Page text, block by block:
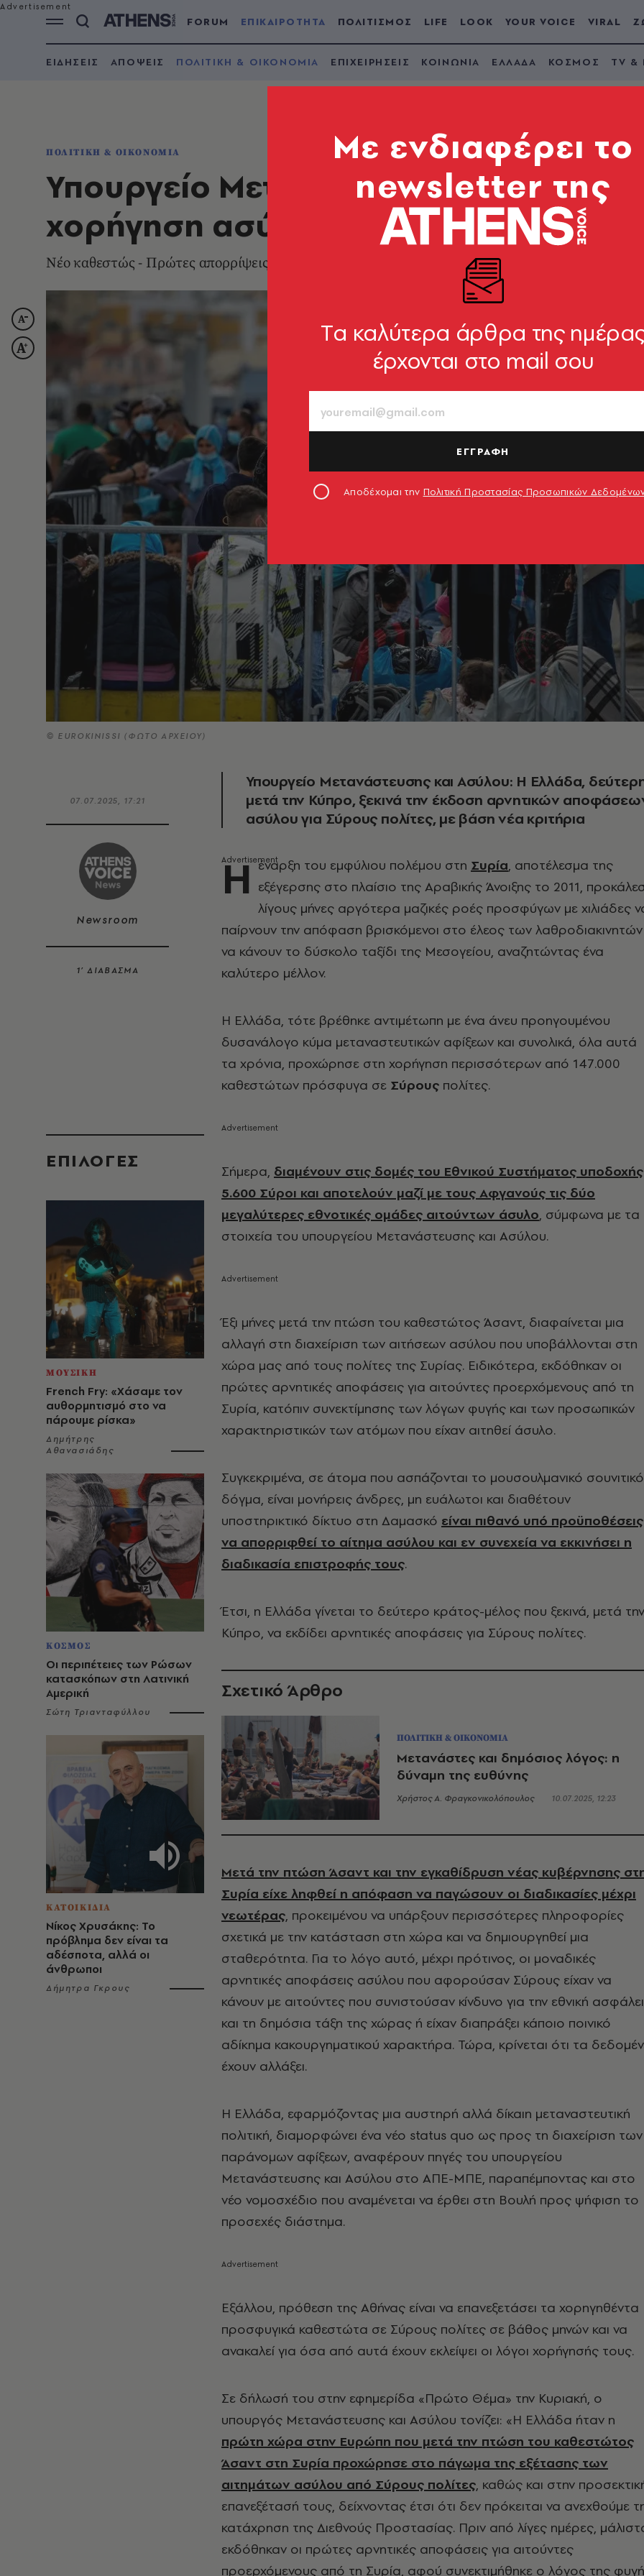
FORUM ΕΠΙΚΑΙΡΟΤΗΤΑ ΠΟΛΙΤΙΣΜΟΣ LIFE LOOK YOUR VOICE VIRAL
ΕΙΔΗΣΕΙΣ ΑΠΟΨΕΙΣ ΠΟΛΙΤΙΚΗ & ΟΙΚΟΝΟΜΙΑ ΕΠΙΧΕΙΡΗΣΕΙΣ ΚΟΙΝΩΝΙΑ ΕΛΛΑΔΑ ΚΟΣΜΟΣ TV &
ΠΟΛΙΤΙΚΗ & ΟΙΚΟΝΟΜΙΑ
Υπουργείο Μετανάστευσης: Τι
χορήγηση ασύλου για τους Σύρους
Νέο καθεστώς - Πρώτες απορρίψεις αιτήσεων στην Ελλάδα
© EUROKINISSI (ΦΩΤΟ ΑΡΧΕΙΟΥ)
07.07.2025, 17:21
Newsroom
1’ ΔΙΑΒΑΣΜΑ
EΠΙΛΟΓΈΣ
ΜΟΥΣΙΚΗ
French Fry: «Χάσαμε τον
αυθορμητισμό στο να
πάρουμε ρίσκα»
Δημήτρης
Αθανασιάδης
ΚΟΣΜΟΣ
Οι περιπέτειες των Ρώσων
κατασκόπων στη Λατινική
Αμερική
Σώτη Τριανταφύλλου
ΚΑΤΟΙΚΙΔΙΑ
Νίκος Χρυσάκης: Το
πρόβλημα δεν είναι τα
αδέσποτα, αλλά οι
άνθρωποι
Δήμητρα Γκρους
Υπουργείο Μετανάστευσης και Ασύλου: Η Ελλάδα,
μετά την Κύπρο, ξεκινά την έκδοση αρνητικών
ασύλου για Σύρους πολίτες, με βάση νέα κριτήρια
Η έναρξη του εμφύλιου πολέμου στη Συρία, αποτέλεσμα της
εξέγερσης στο πλαίσιο της Αραβικής Άνοιξης το 2011,
λίγους μήνες αργότερα μαζικές ροές προσφύγων με χιλιάδες
παίρνουν την απόφαση βρισκόμενοι στο έλεος των λαθροδιακινητών
να κάνουν το δύσκολο ταξίδι της Μεσογείου, αναζητώντας ένα
καλύτερο μέλλον.
Η Ελλάδα, τότε βρέθηκε αντιμέτωπη με ένα άνευ προηγουμένου
δυσανάλογο κύμα μεταναστευτικών αφίξεων και συνολικά, όλα αυτά
τα χρόνια, προχώρησε στη χορήγηση περισσότερων από 147.000
καθεστώτων πρόσφυγα σε Σύρους πολίτες.
Σήμερα, διαμένουν στις δομές του Εθνικού Συστήματος υποδοχής
5.600 Σύροι και αποτελούν μαζί με τους Αφγανούς τις δύο
μεγαλύτερες εθνοτικές ομάδες αιτούντων άσυλο, σύμφωνα με τα
στοιχεία του υπουργείου Μετανάστευσης και Ασύλου.
Έξι μήνες μετά την πτώση του καθεστώτος Άσαντ, διαφαίνεται μια
αλλαγή στη διαχείριση των αιτήσεων ασύλου που υποβάλλονται στη
χώρα μας από τους πολίτες της Συρίας. Ειδικότερα, εκδόθηκαν οι
πρώτες αρνητικές αποφάσεις για αιτούντες προερχόμενους από τη
Συρία, κατόπιν συνεκτίμησης των λόγων φυγής και των προσωπικών
χαρακτηριστικών των ατόμων που είχαν αιτηθεί άσυλο.
Συγκεκριμένα, σε άτομα που ασπάζονται το μουσουλμανικό σουνιτικό
δόγμα, είναι μονήρεις άνδρες, μη ευάλωτοι και διαθέτουν
υποστηρικτικό δίκτυο στη Δαμασκό είναι πιθανό υπό προϋποθέσεις
να απορριφθεί το αίτημα ασύλου και εν συνεχεία να εκκινήσει η
διαδικασία επιστροφής τους.
Έτσι, η Ελλάδα γίνεται το δεύτερο κράτος-μέλος που ξεκινά, μετά την
Κύπρο, να εκδίδει αρνητικές αποφάσεις για Σύρους πολίτες.
Σχετικό Άρθρο
ΠΟΛΙΤΙΚΗ & ΟΙΚΟΝΟΜΙΑ
Μετανάστες και δημόσιος λόγος: η
δύναμη της ευθύνης
Χρήστος Α. Φραγκονικολόπουλος 10.07.2025, 12:23
Μετά την πτώση Άσαντ και την εγκαθίδρυση νέας κυβέρνησης
Συρία είχε ληφθεί η απόφαση να παγώσουν οι διαδικασίες μέχρι
νεωτέρας, προκειμένου να υπάρξουν περισσότερες πληροφορίες
σχετικά με την κατάσταση στη χώρα και να δημιουργηθεί μια
σταθερότητα. Για το λόγο αυτό, μέχρι πρότινος, οι μοναδικές
αρνητικές αποφάσεις ασύλου που αφορούσαν Σύρους είχαν να
κάνουν με αιτούντες που συνιστούσαν κίνδυνο για την εθνική
και τη δημόσια τάξη της χώρας ή είχαν διαπράξει κάποιο ποινικό
αδίκημα κακουργηματικού χαρακτήρα. Τώρα, κρίνεται ότι τα
έχουν αλλάξει.
Η Ελλάδα, εφαρμόζοντας μια αυστηρή αλλά δίκαιη μεταναστευτική
πολιτική, διαμορφώνει ένα νέο status quo ως προς τη διαχείριση των
παράνομων αφίξεων, αναφέρουν πηγές του υπουργείου
Μετανάστευσης και Ασύλου στο ΑΠΕ-ΜΠΕ, παραπέμποντας και στο
νέο νομοσχέδιο που αναμένεται να έρθει στη Βουλή προς ψήφιση το
προσεχές διάστημα.
Εξάλλου, πρόθεση της Αθήνας είναι να επανεξετάσει τα χορηγηθέντα
προσφυγικά καθεστώτα σε Σύρους πολίτες σε βάθος μηνών και να
ανακαλεί για όσα από αυτά έχουν εκλείψει οι λόγοι χορήγησής τους.
Σε δήλωσή του στην εφημερίδα «Πρώτο Θέμα» την Κυριακή, ο
υπουργός Μετανάστευσης και Ασύλου τονίζει: «Η Ελλάδα ήταν η
πρώτη χώρα στην Ευρώπη που μετά την πτώση του καθεστώτος
Άσαντ στη Συρία προχώρησε στο πάγωμα της εξέτασης των
αιτημάτων ασύλου από Σύρους πολίτες, καθώς και στην
επανεξέτασή τους, δείχνοντας έτσι ότι δεν πρόκειται να ανεχθούμε
κατάχρηση της Διεθνούς Προστασίας. Πριν από λίγες ημέρες,
εκδόθηκαν οι πρώτες αρνητικές αποφάσεις για αιτούντες
προερχόμενους από τη Συρία, αφού συνεκτιμήθηκε ο λόγος της
Mε ενδιαφέρει το
newsletter της
Tα καλύτερα άρθρα της
έρχονται στο mail σου
ΕΓΓΡΑΦΗ
Αποδέχομαι την Πολιτική Προστασίας Προσωπικών